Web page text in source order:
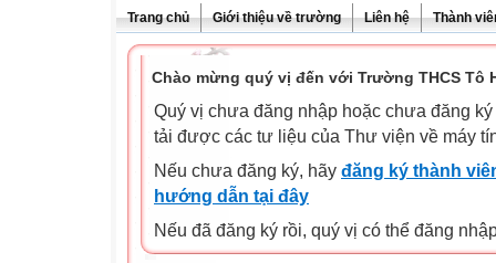
Trang chủ Giới thiệu về trường Liên hệ Thành
Chào mừng quý vị đến với Trường THCS Tô
Quý vị chưa đăng nhập hoặc chưa đăng
tải được các tư liệu của Thư viện về máy
Nếu chưa đăng ký, hãy đăng ký thành
hướng dẫn tại đây
Nếu đã đăng ký rồi, quý vị có thể đăng